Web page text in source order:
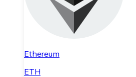
Ethereum
ETH